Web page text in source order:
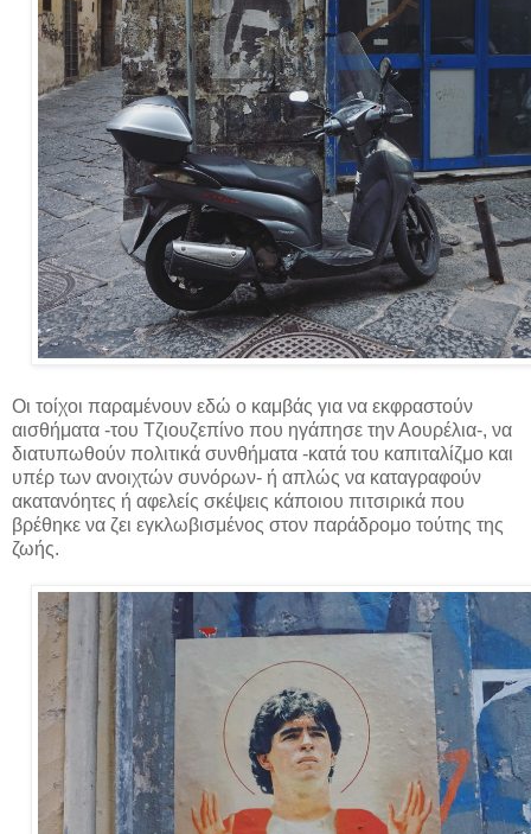
Οι τοίχοι παραμένουν εδώ ο καμβάς για να εκφραστούν
αισθήματα -του Τζιουζεπίνο που ηγάπησε την Αουρέλια-, να
διατυπωθούν πολιτικά συνθήματα -κατά του καπιταλίζμο και
υπέρ των ανοιχτών συνόρων- ή απλώς να καταγραφούν
ακατανόητες ή αφελείς σκέψεις κάποιου πιτσιρικά που
βρέθηκε να ζει εγκλωβισμένος στον παράδρομο τούτης της
ζωής.